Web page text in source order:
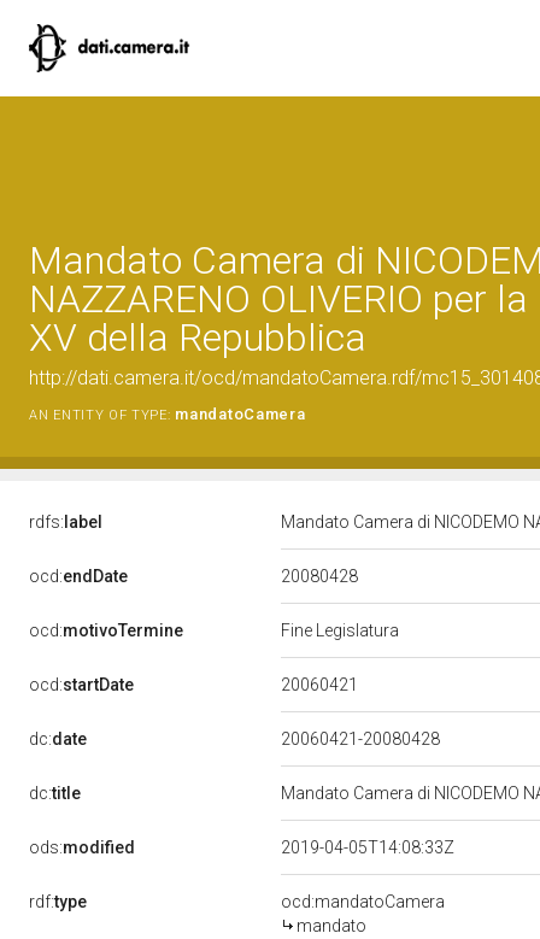
Mandato Camera di
NAZZARENO OLIVERIO per
XV della Repubblica
http://dati.camera.it/ocd/mandatoCamera.rdf/
AN ENTITY OF TYPE: mandatoCamera
rdfs: label Mandato Camera di NICODEMO
ocd:endDate 20080428
ocd:motivoTermine Fine Legislatura
ocd:startDate 20060421
dc:date 20060421-20080428
dc:title Mandato Camera di NICODEMO
ods:modified 2019-04-05T14:08:33Z
rdf:type
ocd:mandatoCamera
mandato